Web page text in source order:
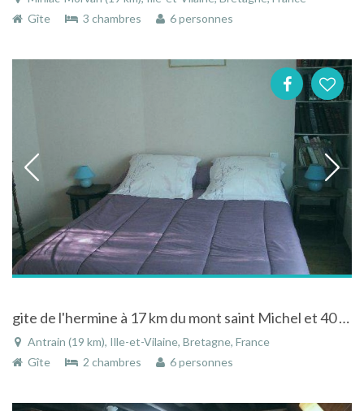
Gîte
3 chambres 6 personnes
gite de l'hermine à 17 km du mont saint Michel et 40 km de saint Malo
Antrain (19 km), Ille-et-Vilaine, Bretagne, France
Gîte
2 chambres 6 personnes